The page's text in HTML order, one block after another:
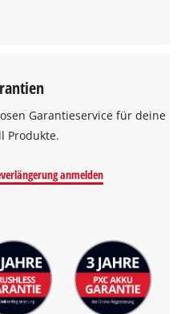
Garantieservice für deine
Produkte.
anmelden